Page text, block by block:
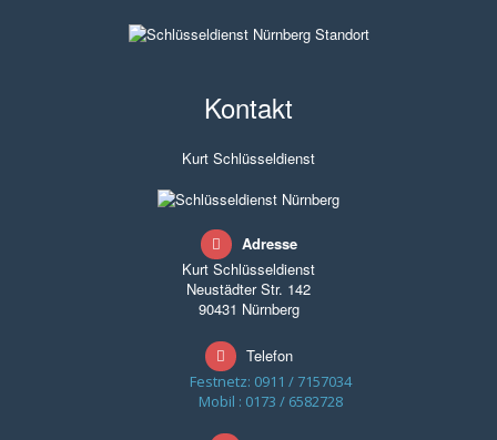
Kontakt
Kurt Schlüsseldienst
Adresse
Kurt Schlüsseldienst
Neustädter Str. 142
90431 Nürnberg
Telefon
Festnetz: 0911 / 7157034
Mobil : 0173 / 6582728